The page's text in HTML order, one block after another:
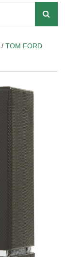
/ TOM FORD